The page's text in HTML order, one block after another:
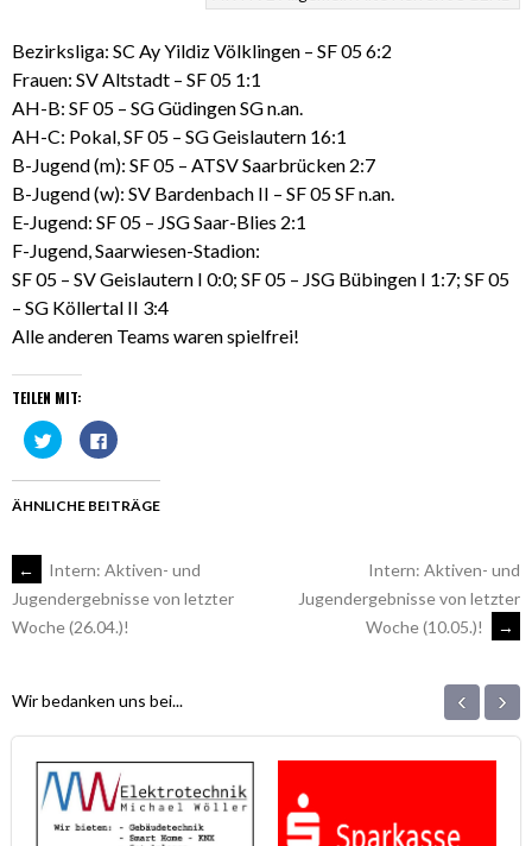
Bezirksliga: SC Ay Yildiz Völklingen – SF 05 6:2
Frauen: SV Altstadt – SF 05 1:1
AH-B: SF 05 – SG Güdingen SG n.an.
AH-C: Pokal, SF 05 – SG Geislautern 16:1
B-Jugend (m): SF 05 – ATSV Saarbrücken 2:7
B-Jugend (w): SV Bardenbach II – SF 05 SF n.an.
E-Jugend: SF 05 – JSG Saar-Blies 2:1
F-Jugend, Saarwiesen-Stadion:
SF 05 – SV Geislautern I 0:0; SF 05 – JSG Bübingen I 1:7; SF 05
– SG Köllertal II 3:4
Alle anderen Teams waren spielfrei!
TEILEN MIT:
Klick,
um
Twitter
teilen
Fenster
geöffnet)
Klick,
um
Facebook
teilen
Fenster
geöffnet)
ÄHNLICHE BEITRÄGE
ARTIKEL-
NAVIGATION
←
Intern: Aktiven- und
Jugendergebnisse von letzter
Woche (26.04.)!
Intern: Aktiven- und
Jugendergebnisse von letzter
Woche (10.05.)!
→
Wir bedanken uns bei... ‹ ›